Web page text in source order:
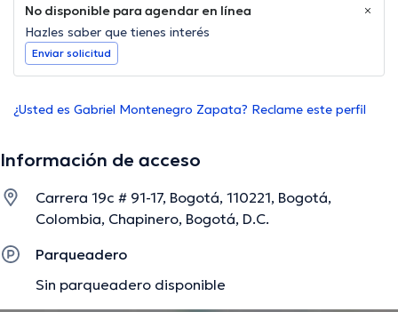
No disponible para agendar en línea
Hazles saber que tienes interés
Enviar solicitud
¿Usted es Gabriel Montenegro Zapata? Reclame este perfil
Información de acceso
Carrera 19c # 91-17, Bogotá, 110221, Bogotá,
Colombia, Chapinero, Bogotá, D.C.
Parqueadero
Sin parqueadero disponible